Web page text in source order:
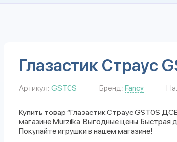
Глазастик Страус
Артикул: GST0S Бренд: Fancy
Купить товар “Глазастик Страус GST0S
магазине Murzilka. Выгодные цены. Быстрая
Покупайте игрушки в нашем магазине!